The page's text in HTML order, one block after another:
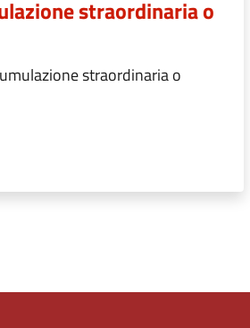
straordinaria o
straordinaria o